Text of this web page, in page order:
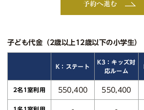
予約へ進む
子ども代金（2歳以上12歳以下の小学生）
K：ステート
K3：キッズ対
応ルーム
2名1室利用 550,400 550,400